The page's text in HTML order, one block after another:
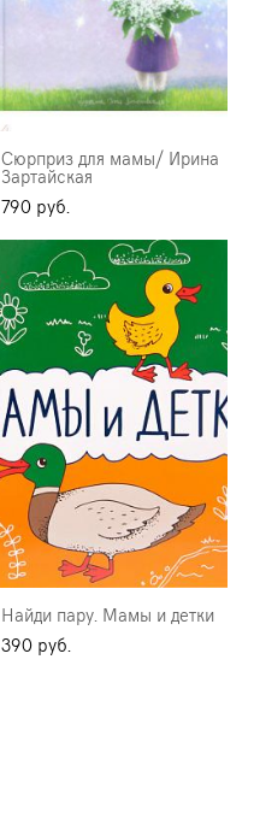
Сюрприз для мамы/ Ирина
Зартайская
790 pуб.
Найди пару. Мамы и детки
390 pуб.